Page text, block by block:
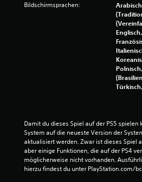
Bildschirmsprachen:
Damit du dieses Spiel auf der PS5 spielen
System auf die neueste Version der
aktualisiert werden. Zwar ist dieses Spiel
aber einige Funktionen, die auf der PS4
möglicherweise nicht vorhanden.
hierzu findest du unter PlayStation.com/